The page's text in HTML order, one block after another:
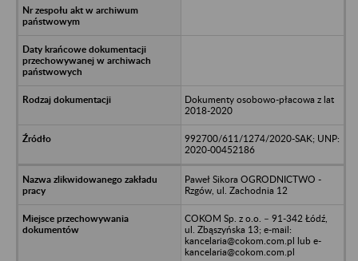
Dokumenty osobowo-płacowa z lat
2018-2020
992700/611/1274/2020-SAK; UNP:
2020-00452186
Paweł Sikora OGRODNICTWO -
Rzgów, ul. Zachodnia 12
COKOM Sp. z o.o. – 91-342 Łódź,
ul. Zbąszyńska 13; e-mail:
kancelaria@cokom.com.pl lub e-
kancelaria@cokom.com.pl